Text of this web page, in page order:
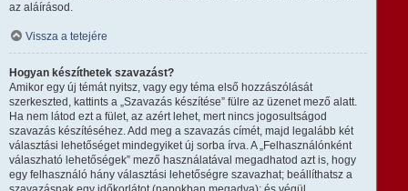
az aláírásod.
Vissza a tetejére
Hogyan készíthetek szavazást?
Amikor egy új témát nyitsz, vagy egy téma első hozzászólását
szerkeszted, kattints a „Szavazás készítése” fülre az üzenet mező alatt.
Ha nem látod ezt a fület, az azért lehet, mert nincs jogosultságod
szavazás készítéséhez. Add meg a szavazás címét, majd legalább két
választási lehetőséget mindegyiket új sorba írva. A „Felhasználónként
válaszható lehetőségek” mező használatával megadhatod azt is, hogy
egy felhasználó hány választási lehetőségre szavazhat; beállíthatsz a